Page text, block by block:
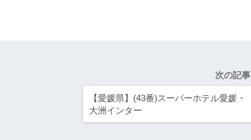
次の記事
【愛媛県】(43番)スーパーホテル愛媛・
大洲インター